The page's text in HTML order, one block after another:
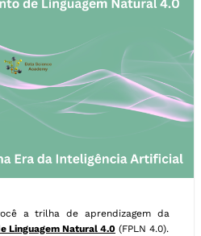
a trilha de aprendizagem da
Linguagem Natural 4.0 (FPLN 4.0).